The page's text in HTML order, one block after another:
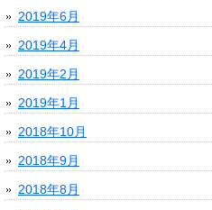
2019年6月
2019年4月
2019年2月
2019年1月
2018年10月
2018年9月
2018年8月